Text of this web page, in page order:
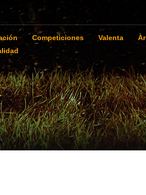
Competiciones Valenta